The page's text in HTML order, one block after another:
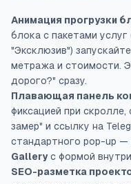
Анимация прогрузки
блока с пакетами
"Эксклюзив")
метража и стоимости.
дорого?" сразу.
Плавающая панель
фиксацией при
замер" и ссылку на
стандартного pop-up —
Galleryс формой
SEO-разметка